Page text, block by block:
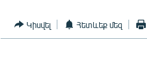
Կիսվել Հետևեք մեզ